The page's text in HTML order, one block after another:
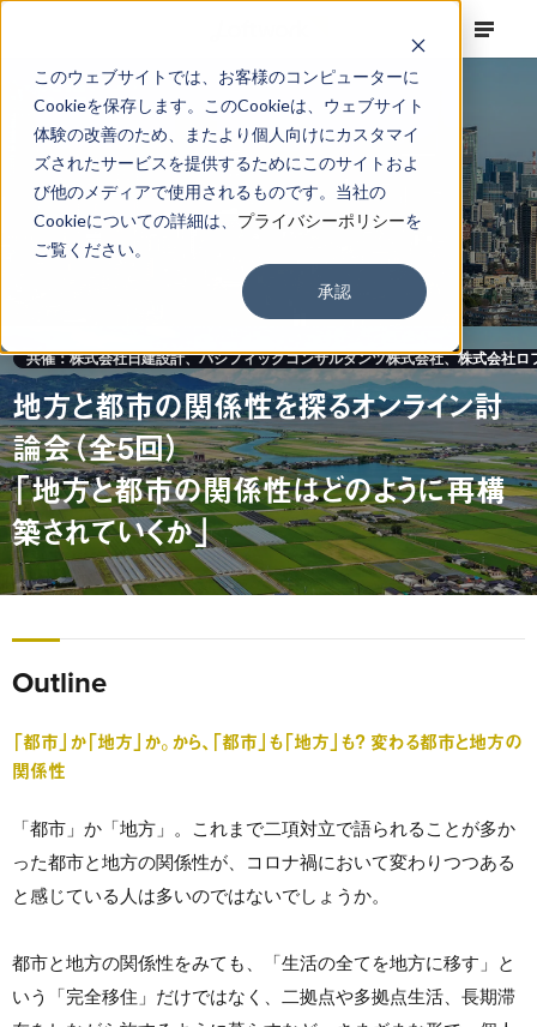
このウェブサイトでは、お客様のコンピューターに
Cookieを保存します。このCookieは、ウェブサイト
体験の改善のため、またより個人向けにカスタマイ
ズされたサービスを提供するためにこのサイトおよ
び他のメディアで使用されるものです。当社の
Cookieについての詳細は、 プライバシーポリシーを
ご覧ください。
承認
共催：株式会社日建設計、パシフィックコンサルタンツ株式会社、株式会社ロ
地方と都市の関係性を探るオンライン討
論会（全5回）
「地方と都市の関係性はどのように再構
築されていくか」
Outline
「都市」か「地方」か。から、「都市」も「地方」も？ 変わる都市と地方の
関係性
「都市」か「地方」。これまで二項対立で語られることが多か
った都市と地方の関係性が、コロナ禍において変わりつつある
と感じている人は多いのではないでしょうか。
都市と地方の関係性をみても、「生活の全てを地方に移す」と
いう「完全移住」だけではなく、二拠点や多拠点生活、長期滞